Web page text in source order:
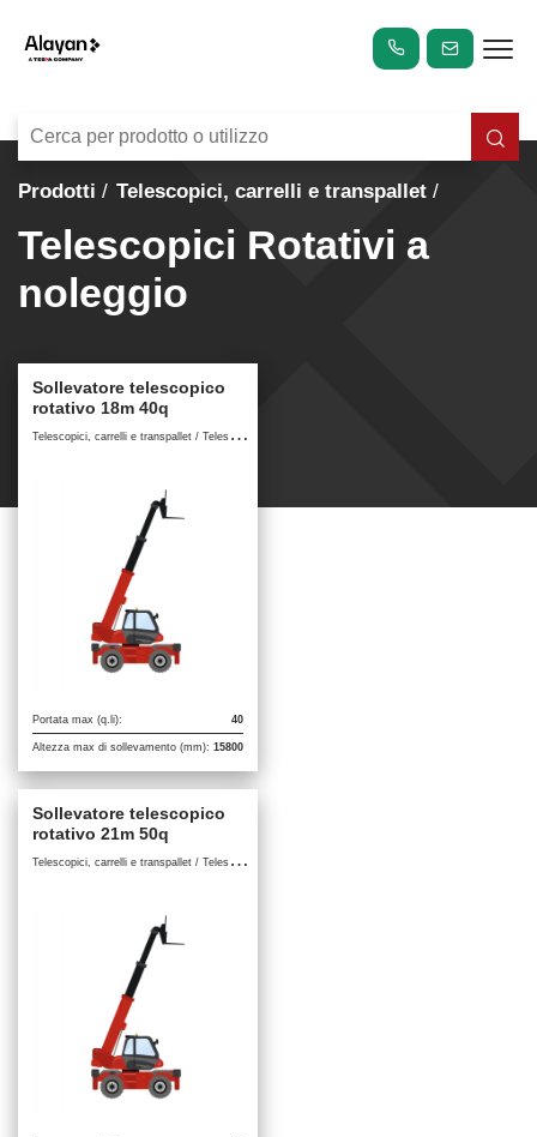
Prodotti Telescopici, carrelli e transpallet
Telescopici Rotativi a
noleggio
Sollevatore telescopico
rotativo 18m 40q
T
elescopici, carrelli e transpallet / Telescopici Rotativi
Portata max (q.li): 40
Altezza max di sollevamento (mm): 15800
Sollevatore telescopico
rotativo 21m 50q
T
elescopici, carrelli e transpallet / Telescopici Rotativi